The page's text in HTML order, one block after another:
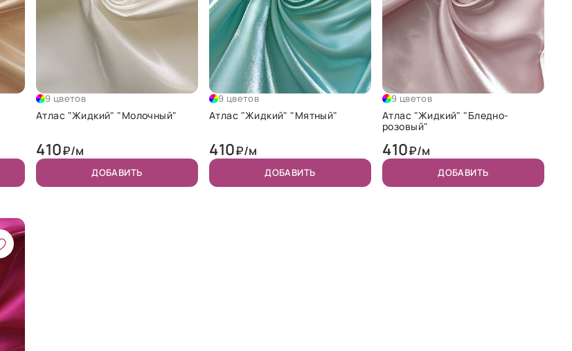
9 цветов
Атлас "Жидкий" "Молочный"
410₽/м
ДОБАВИТЬ
9 цветов
Атлас "Жидкий" "Мятный"
410₽/м
ДОБАВИТЬ
9 цветов
Атлас "Жидкий" "Бледно-
розовый"
410₽/м
ДОБАВИТЬ